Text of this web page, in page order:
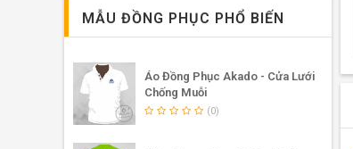
MẪU ĐỒNG PHỤC PHỔ BIẾN
Áo Đồng Phục Akado - Cửa Lưới
Chống Muỗi
(0)